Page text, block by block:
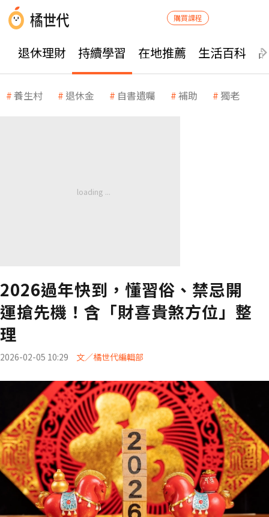
購買課程
退休理財 持續學習 在地推薦 生活百科
養生村 退休金 自書遺囑 補助 獨老
2026過年快到，懂習俗、禁忌開
運搶先機！含「財喜貴煞方位」整
理
2026-02-05 10:29 文／橘世代編輯部